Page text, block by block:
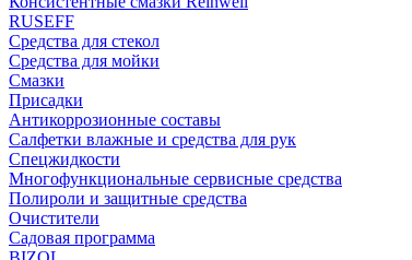
RUSEFF
Средства для стекол
Средства для мойки
Смазки
Присадки
Антикоррозионные составы
Салфетки влажные и средства для рук
Спецжидкости
Многофункциональные сервисные средства
Полироли и защитные средства
Очистители
Садовая программа